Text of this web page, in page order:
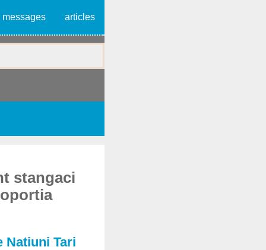
messages articles
stangaci
Natiuni Tari